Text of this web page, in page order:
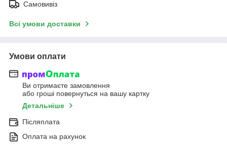
Самовивіз
Всі умови доставки
Умови оплати
Ви отримаєте замовлення
або гроші повернуться на вашу картку
Детальніше
Післяплата
Оплата на рахунок